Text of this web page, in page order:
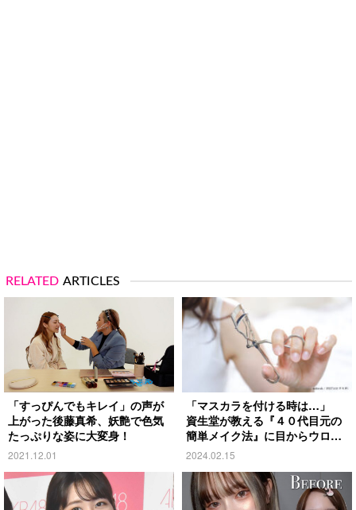
RELATED ARTICLES
「すっぴんでもキレイ」の声が
上がった後藤真希、妖艶で色気
たっぷりな姿に大変身！
2021.12.01
「マスカラを付ける時は…」
資生堂が教える『４０代目元の
簡単メイク法』に目からウロ
コ！
2024.02.15